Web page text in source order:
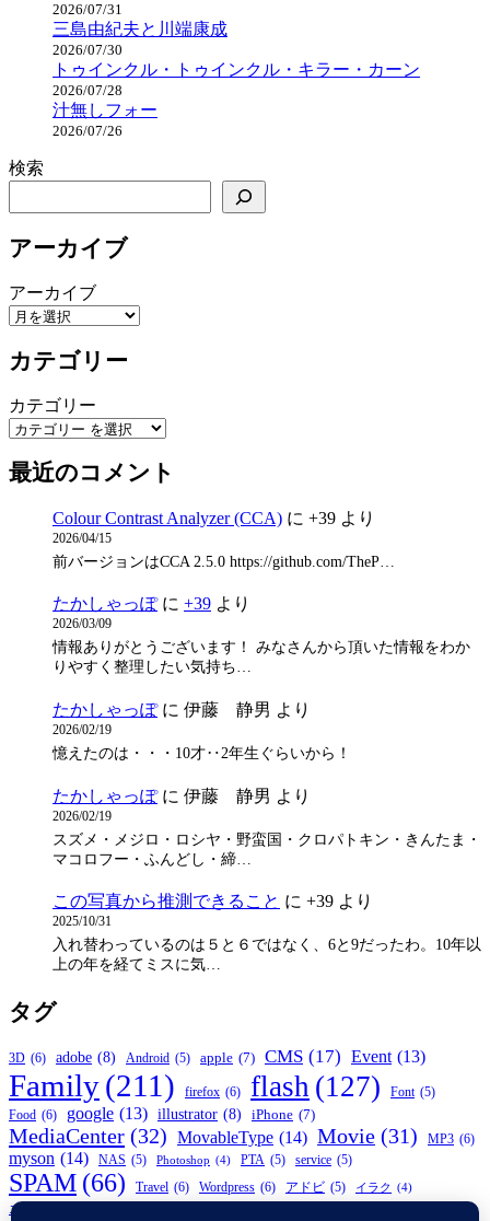
2026/07/31
三島由紀夫と川端康成
2026/07/30
トゥインクル・トゥインクル・キラー・カーン
2026/07/28
汁無しフォー
2026/07/26
検索
アーカイブ
アーカイブ
カテゴリー
カテゴリー
最近のコメント
Colour Contrast Analyzer (CCA) に +39 より
2026/04/15
前バージョンはCCA 2.5.0 https://github.com/TheP…
たかしゃっぽに +39 より
2026/03/09
情報ありがとうございます！ みなさんから頂いた情報をわか
りやすく整理したい気持ち…
たかしゃっぽに 伊藤 静男 より
2026/02/19
憶えたのは・・・10才‥2年生ぐらいから！
たかしゃっぽに 伊藤 静男 より
2026/02/19
スズメ・メジロ・ロシヤ・野蛮国・クロパトキン・きんたま・
マコロフー・ふんどし・締…
この写真から推測できること に +39 より
2025/10/31
入れ替わっているのは５と６ではなく、6と9だったわ。10年以
上の年を経てミスに気…
タグ
3D (6) adobe (8) Android (5) apple (7) CMS (17) Event (13)
Family(211) firefox (6) flash (127) Font (5)
Food (6) google (13) illustrator (8) iPhone (7)
MediaCenter (32) MovableType (14) Movie (31) MP3 (6)
myson (14) NAS (5) Photoshop (4) PTA (5) service (5)
SPAM (66) Travel (6) Wordpress (6) アドビ (5) イラク (4)
エラー